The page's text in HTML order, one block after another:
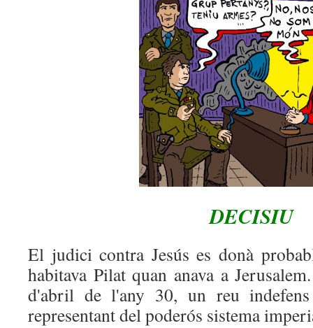
DECISIU
El judici contra Jesús es donà
habitava Pilat quan anava a
d'abril de l'any 30, un reu
representant del poderós sistema